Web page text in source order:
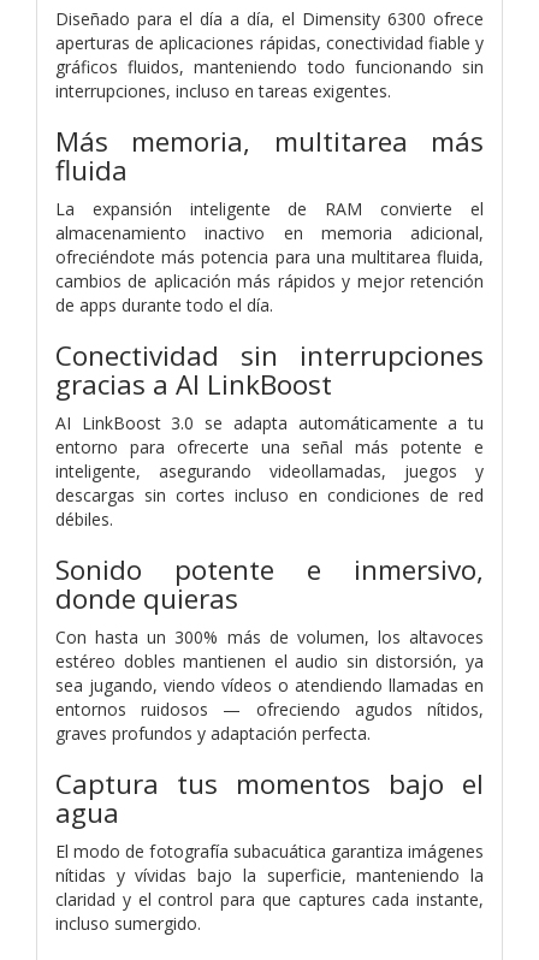
Diseñado para el día a día, el Dimensity 6300 ofrece
aperturas de aplicaciones rápidas, conectividad fiable y
gráficos fluidos, manteniendo todo funcionando sin
interrupciones, incluso en tareas exigentes.
Más memoria, multitarea más
fluida
La expansión inteligente de RAM convierte el
almacenamiento inactivo en memoria adicional,
ofreciéndote más potencia para una multitarea fluida,
cambios de aplicación más rápidos y mejor retención
de apps durante todo el día.
Conectividad sin interrupciones
gracias a AI LinkBoost
AI LinkBoost 3.0 se adapta automáticamente a tu
entorno para ofrecerte una señal más potente e
inteligente, asegurando videollamadas, juegos y
descargas sin cortes incluso en condiciones de red
débiles.
Sonido potente e inmersivo,
donde quieras
Con hasta un 300% más de volumen, los altavoces
estéreo dobles mantienen el audio sin distorsión, ya
sea jugando, viendo vídeos o atendiendo llamadas en
entornos ruidosos — ofreciendo agudos nítidos,
graves profundos y adaptación perfecta.
Captura tus momentos bajo el
agua
El modo de fotografía subacuática garantiza imágenes
nítidas y vívidas bajo la superficie, manteniendo la
claridad y el control para que captures cada instante,
incluso sumergido.